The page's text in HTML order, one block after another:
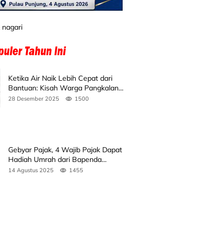
Ketika Air Naik Lebih Cepat dari
Bantuan: Kisah Warga Pangkalan
Koto Baru Bertahan di Tengah
28 Desember 2025 1500
Gebyar Pajak, 4 Wajib Pajak Dapat
Hadiah Umrah dari Bapenda
Sumbar
14 Agustus 2025 1455